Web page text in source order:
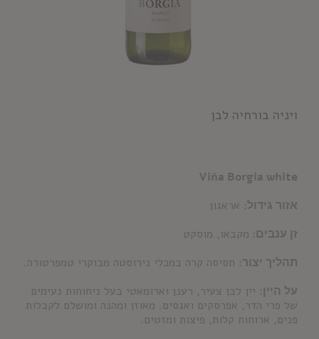
ויניה בורחיה לבן
Viña Borgia white
אזור גידול: אראגון
זן ענבים: מקבאו, מוסקט
תהליך יצור: תסיסה קרה במכלי נירוסטה מבוקרי טמפרטורה.
על היין: יין לבן צעיר, רענן וארומאטי בעל ניחוחות נעימים
של פרי הדר, אפרסקים ואגסים. מאוזן ומהנה ומושלם לקבלות
פנים, ארוחות קלות, פיצות ומזטים.